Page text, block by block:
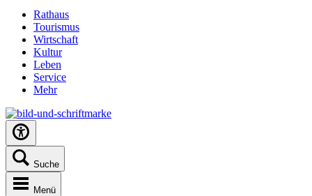
Rathaus
Tourismus
Wirtschaft
Kultur
Leben
Service
Mehr
Suche
Menü